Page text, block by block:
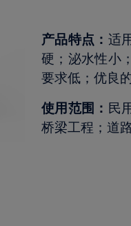
产品特点： 适
硬；泌水性小
要求低；优良
使用范围： 民
桥梁工程；道路